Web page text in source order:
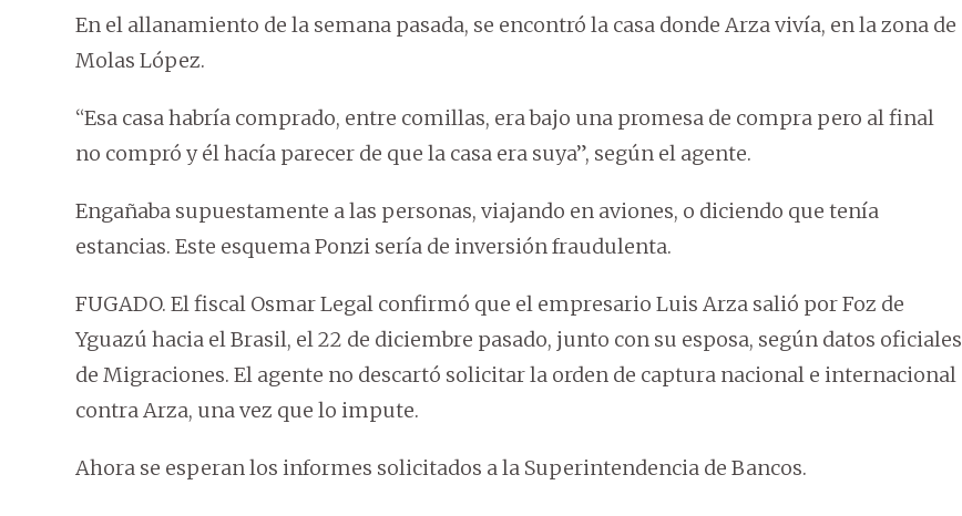
En el allanamiento de la semana pasada, se encontró la casa donde Arza vivía, en la zona de
Molas López.
“Esa casa habría comprado, entre comillas, era bajo una promesa de compra pero al final
no compró y él hacía parecer de que la casa era suya”, según el agente.
Engañaba supuestamente a las personas, viajando en aviones, o diciendo que tenía
estancias. Este esquema Ponzi sería de inversión fraudulenta.
FUGADO. El fiscal Osmar Legal confirmó que el empresario Luis Arza salió por Foz de
Yguazú hacia el Brasil, el 22 de diciembre pasado, junto con su esposa, según datos oficiales
de Migraciones. El agente no descartó solicitar la orden de captura nacional e internacional
contra Arza, una vez que lo impute.
Ahora se esperan los informes solicitados a la Superintendencia de Bancos.